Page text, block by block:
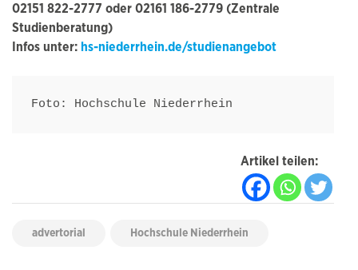
02151 822-2777 oder 02161 186-2779 (Zentrale
Studienberatung)
Infos unter: hs-niederrhein.de/studienangebot
Foto: Hochschule Niederrhein
Artikel teilen:
advertorial Hochschule Niederrhein